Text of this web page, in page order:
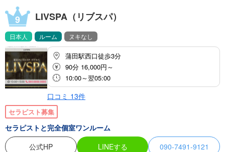
9 LIVSPA（リブスパ）
日本人 ルーム ヌキなし
蒲田駅西口徒歩3分
90分 16,000円～
10:00～翌05:00
口コミ 13件
セラピスト募集
セラピストと完全個室ワンルーム
公式HP
LINEする 090-7491-9121